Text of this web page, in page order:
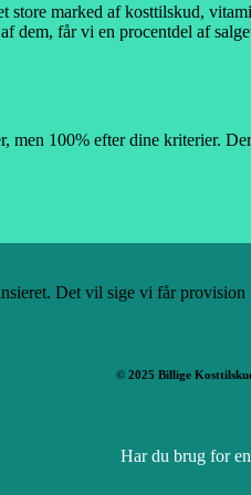
marked af kosttilskud,
dem, får vi en procentdel af
men 100% efter dine kriterier.
Det vil sige vi får
© 2025 Billige
Har du brug for